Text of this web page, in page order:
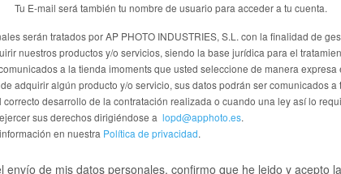
Tu E-mail será también tu nombre de usuario para acceder a tu cuenta.
serán tratados por AP PHOTO INDUSTRIES, S.L. con la finalidad de
nuestros productos y/o servicios, siendo la base jurídica para el
a la tienda imoments que usted seleccione de manera expresa
adquirir algún producto y/o servicio, sus datos podrán ser comunicados a
correcto desarrollo de la contratación realizada o cuando una ley así lo
sus derechos dirigiéndose a lopd@apphoto.es.
en nuestra Política de privacidad.
envío de mis datos personales, confirmo que he leido y acepto la